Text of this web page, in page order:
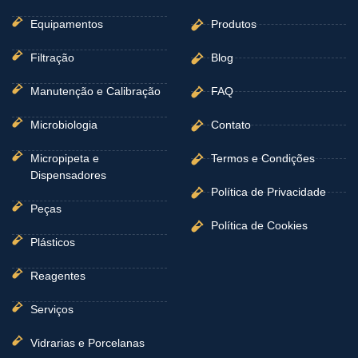
Equipamentos
Filtração
Manutenção e Calibração
Microbiologia
Micropipeta e
Dispensadores
Peças
Plásticos
Reagentes
Serviços
Vidrarias e Porcelanas
Produtos
Blog
FAQ
Contato
Termos e Condições
Política de Privacidade
Política de Cookies